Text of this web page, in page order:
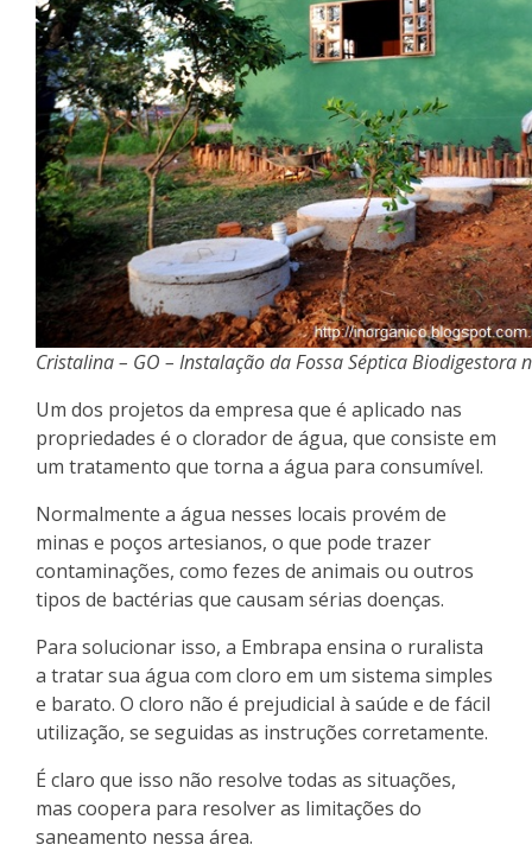
Cristalina – GO – Instalação da Fossa Séptica Biodigestora
Um dos projetos da empresa que é aplicado nas
propriedades é o clorador de água, que consiste em
um tratamento que torna a água para consumível.
Normalmente a água nesses locais provém de
minas e poços artesianos, o que pode trazer
contaminações, como fezes de animais ou outros
tipos de bactérias que causam sérias doenças.
Para solucionar isso, a Embrapa ensina o ruralista
a tratar sua água com cloro em um sistema simples
e barato. O cloro não é prejudicial à saúde e de fácil
utilização, se seguidas as instruções corretamente.
É claro que isso não resolve todas as situações,
mas coopera para resolver as limitações do
saneamento nessa área.